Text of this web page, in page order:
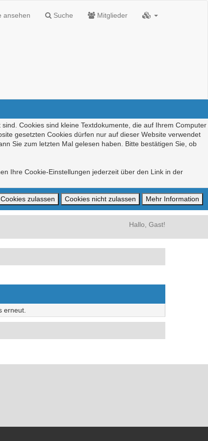
ansehen Suche Mitglieder
Cookies sind kleine Textdokumente, die auf Ihrem Computer
gesetzten Cookies dürfen nur auf dieser Website verwendet
Sie zum letzten Mal gelesen haben. Bitte bestätigen Sie, ob
Ihre Cookie-Einstellungen jederzeit über den Link in der
Hallo, Gast!
erneut.